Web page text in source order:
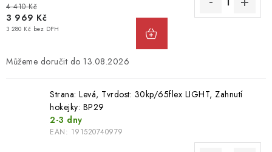
4 410 Kč
3 969 Kč
3 280 Kč bez DPH
13.08.2026
Strana: Levá, Tvrdost: 30kp/65flex LIGHT, Zahnutí
hokejky: BP29
2-3 dny
EAN: 191520740979